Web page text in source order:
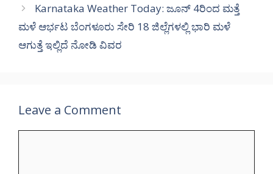
Karnataka Weather Today: ಜೂನ್ 4ರಿಂದ ಮತ್ತೆ
ಮಳೆ ಆರ್ಭಟ ಬೆಂಗಳೂರು ಸೇರಿ 18 ಜಿಲ್ಲೆಗಳಲ್ಲಿ ಭಾರಿ ಮಳೆ
ಆಗುತ್ತೆ ಇಲ್ಲಿದೆ ನೋಡಿ ವಿವರ
Leave a Comment